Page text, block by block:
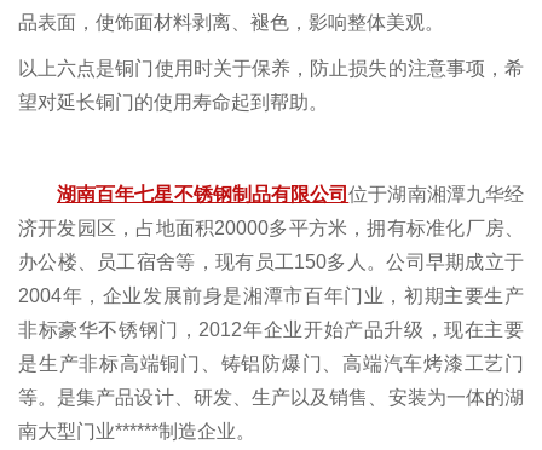
品表面，使饰面材料剥离、褪色，影响整体美观。
以上六点是铜门使用时关于保养，防止损失的注意事项，希
望对延长铜门的使用寿命起到帮助。
湖南百年七星不锈钢制品有限公司位于湖南湘潭九华经
济开发园区，占地面积20000多平方米，拥有标准化厂房、
办公楼、员工宿舍等，现有员工150多人。公司早期成立于
2004年，企业发展前身是湘潭市百年门业，初期主要生产
非标豪华不锈钢门， 2012年企业开始产品升级，现在主要
是生产非标高端铜门、铸铝防爆门、高端汽车烤漆工艺门
等。是集产品设计、研发、生产以及销售、安装为一体的湖
南大型门业******制造企业。